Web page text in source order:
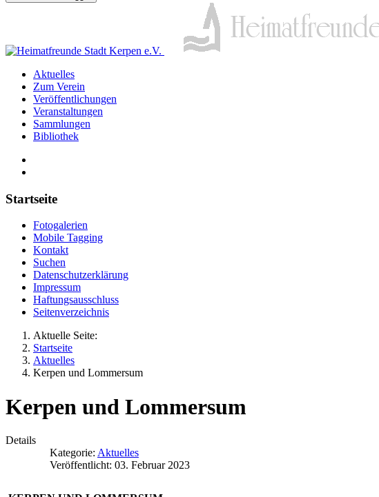
Aktuelles
Zum Verein
Veröffentlichungen
Veranstaltungen
Sammlungen
Bibliothek
Startseite
Fotogalerien
Mobile Tagging
Kontakt
Suchen
Datenschutzerklärung
Impressum
Haftungsausschluss
Seitenverzeichnis
Aktuelle Seite:
Startseite
Aktuelles
Kerpen und Lommersum
Kerpen und Lommersum
Details
Kategorie: Aktuelles
Veröffentlicht: 03. Februar 2023